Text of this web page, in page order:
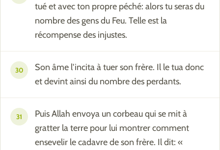
tué et avec ton propre péché: alors tu seras du
nombre des gens du Feu. Telle est la
récompense des injustes.
30
Son âme l'incita à tuer son frère. Il le tua donc
et devint ainsi du nombre des perdants.
31
Puis Allah envoya un corbeau qui se mit à
gratter la terre pour lui montrer comment
ensevelir le cadavre de son frère. Il dit: «